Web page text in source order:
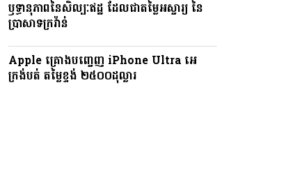
ឫទ្ធានុភាពនៃសិល្បៈឥដ្ឋ ដែលជាតម្លៃអស្ចារ្យ នៃ
ប្រាសាទក្រវ៉ាន់
Apple គ្រោងបញ្ចេញ iPhone Ultra អេ
ក្រង់បត់ តម្លៃខ្ទង់ ២៥០០ដុល្លារ